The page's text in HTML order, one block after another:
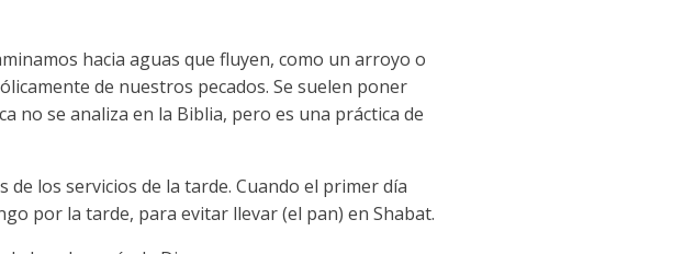
hacia aguas que fluyen, como un arroyo o
de nuestros pecados. Se suelen poner
no se analiza en la Biblia, pero es una práctica de
los servicios de la tarde. Cuando el primer día
por la tarde, para evitar llevar (el pan) en Shabat.